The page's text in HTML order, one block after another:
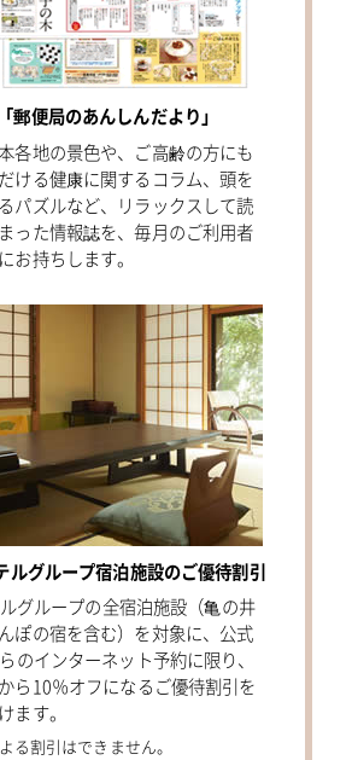
郵便局のあんしんだより」
各地の景色や、ご高齢の方にも
ける健康に関するコラム、頭を
パズルなど、リラックスして読
った情報誌を、毎月のご利用者
お持ちします。
ルグループ宿泊施設のご優待割引
ルグループの全宿泊施設（亀の井
ぽの宿を含む）を対象に、公式
のインターネット予約に限り、
ら10％オフになるご優待割引を
ます。
る割引はできません。